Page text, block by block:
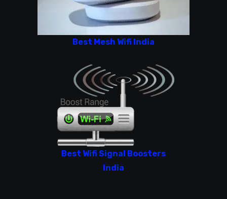
Best Mesh Wifi India
Best Wifi Signal Boosters
India